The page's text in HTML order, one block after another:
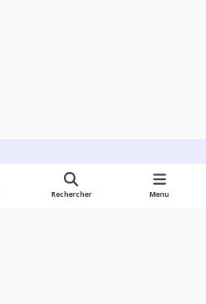
Rechercher Menu